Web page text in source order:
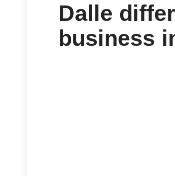
Dalle
business